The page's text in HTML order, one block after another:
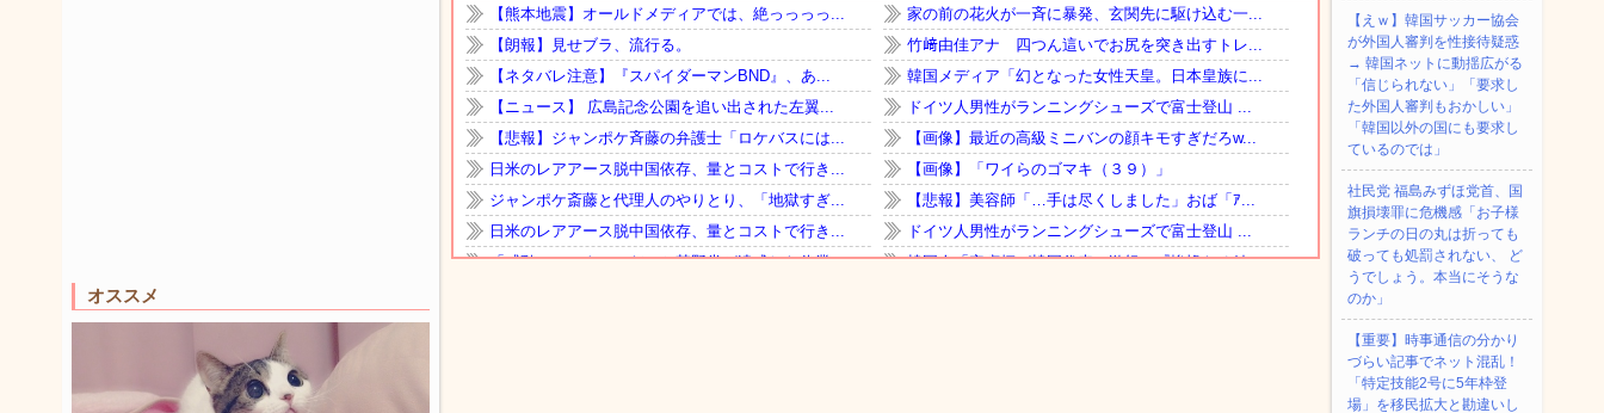
オススメ
Mute
【えｗ】韓国サッカー協会
が外国人審判を性接待疑惑
→ 韓国ネットに動揺広がる
「信じられない」「要求し
た外国人審判もおかしい」
「韓国以外の国にも要求し
ているのでは」
社民党 福島みずほ党首、国
旗損壊罪に危機感「お子様
ランチの日の丸は折っても
破っても処罰されない、 ど
うでしょう。本当にそうな
のか」
【重要】時事通信の分かり
づらい記事でネット混乱！
「特定技能2号に5年枠登
場」を移民拡大と勘違いし